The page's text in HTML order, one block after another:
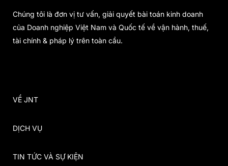
Chúng tôi là đơn vị tư vấn, giải quyết bài toán kinh doanh
của Doanh nghiệp Việt Nam và Quốc tế về vận hành, thuế,
tài chính & pháp lý trên toàn cầu.
VỀ JNT
DỊCH VỤ
TIN TỨC VÀ SỰ KIỆN